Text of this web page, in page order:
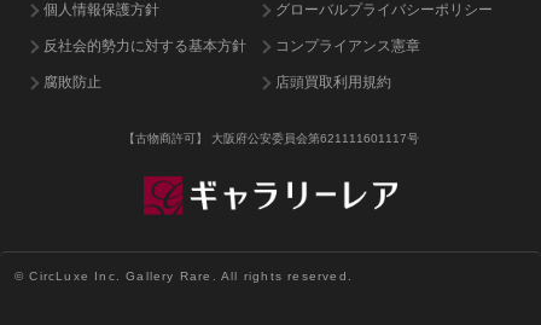
個人情報保護方針 グローバルプライバシーポリシー
反社会的勢力に対する基本方針 コンプライアンス憲章
腐敗防止 店頭買取利用規約
【古物商許可】 大阪府公安委員会第621111601117号
© CircLuxe Inc. Gallery Rare. All rights reserved.